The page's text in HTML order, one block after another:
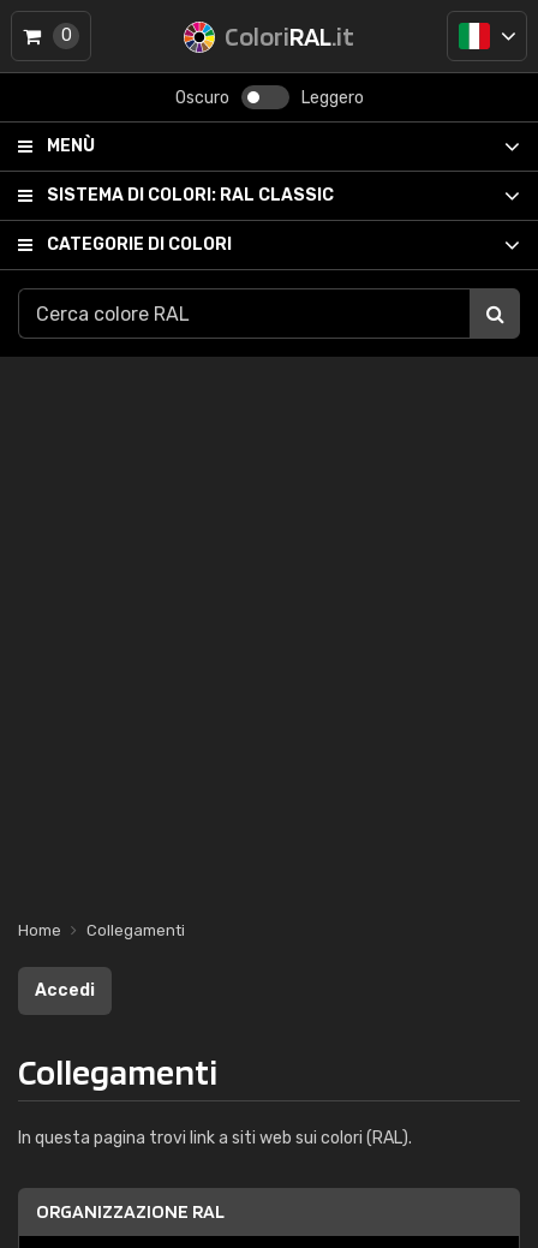
ColoriRAL.it
Oscuro Leggero
MENÙ
SISTEMA DI COLORI: RAL CLASSIC
CATEGORIE DI COLORI
0
Home Collegamenti
Accedi
Collegamenti
In questa pagina trovi link a siti web sui colori (RAL).
ORGANIZZAZIONE RAL